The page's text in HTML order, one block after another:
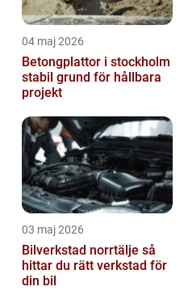
04 maj 2026
Betongplattor i stockholm
stabil grund för hållbara
projekt
03 maj 2026
Bilverkstad norrtälje så
hittar du rätt verkstad för
din bil